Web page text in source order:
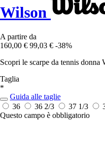
Wilson
A partire da
160,00 € 99,03 € -38%
Scopri le scarpe da tennis
Taglia
*
Guida alle taglie
36
36 2/3 37 1/3
Questo campo è obbligatorio